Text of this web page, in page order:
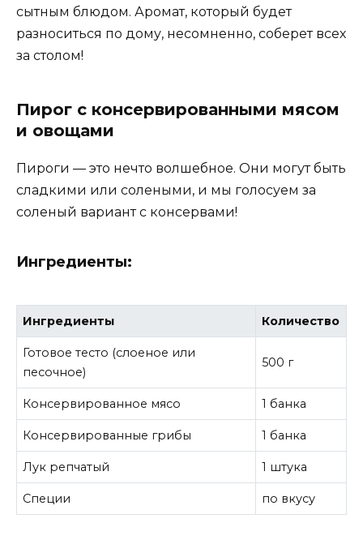
сытным блюдом. Аромат, который будет
разноситься по дому, несомненно, соберет всех
за столом!
Пирог с консервированными мясом
и овощами
Пироги — это нечто волшебное. Они могут быть
сладкими или солеными, и мы голосуем за
соленый вариант с консервами!
Ингредиенты:
Ингредиенты Количество
Готовое тесто (слоеное или
песочное)
500 г
Консервированное мясо 1 банка
Консервированные грибы 1 банка
Лук репчатый 1 штука
Специи по вкусу